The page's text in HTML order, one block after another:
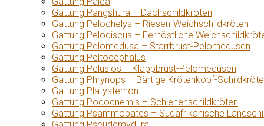
Gattung Pangshura – Dachschildkröten
Gattung Pelochelys – Riesen-Weichschildkröten
Gattung Pelodiscus – Fernöstliche
Gattung Pelomedusa – Starrbrust-Pelomedusen
Gattung Peltocephalus
Gattung Pelusios – Klappbrust-Pelomedusen
Gattung Phrynops – Bärtige Krötenkopf-
Gattung Platysternon
Gattung Podocnemis – Schienenschildkröten
Gattung Psammobates – Südafrikanische